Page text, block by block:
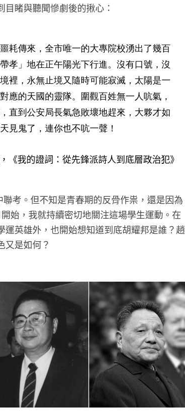
睹與聽聞慘劇後的揪心：
耗傳來，全市唯一的大專院校湧出了幾百
孝」地在正午陽光下行進。沒有口號，沒
裡，永無止境又隨時可能寂滅，太陽是一
應的天國的靈隊。圍觀百姓無一人吭氣，
直到公安局長氣急敗壞地趕來，大夥才如
見鬼了，連你也不吭一聲！
我的證詞：從先鋒派詩人到底層政治犯》
考。但不知是青春期的反骨作祟，還是因為
始，我就持續密切地關注這場學生運動。在
英雄外，也開始想知道到底胡耀邦是誰？趙
又是如何？